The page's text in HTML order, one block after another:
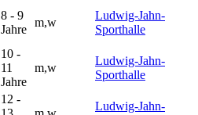
8 - 9
Jahre
m,w
Ludwig-Jahn-
Sporthalle
10 -
11
Jahre
m,w
Ludwig-Jahn-
Sporthalle
12 -
Ludwig-Jahn-